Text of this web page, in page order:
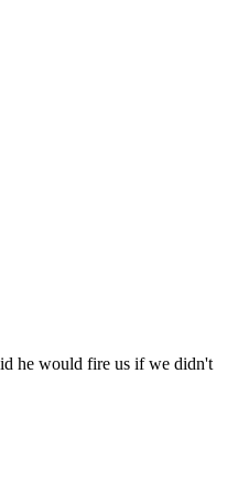
he would fire us if we didn't